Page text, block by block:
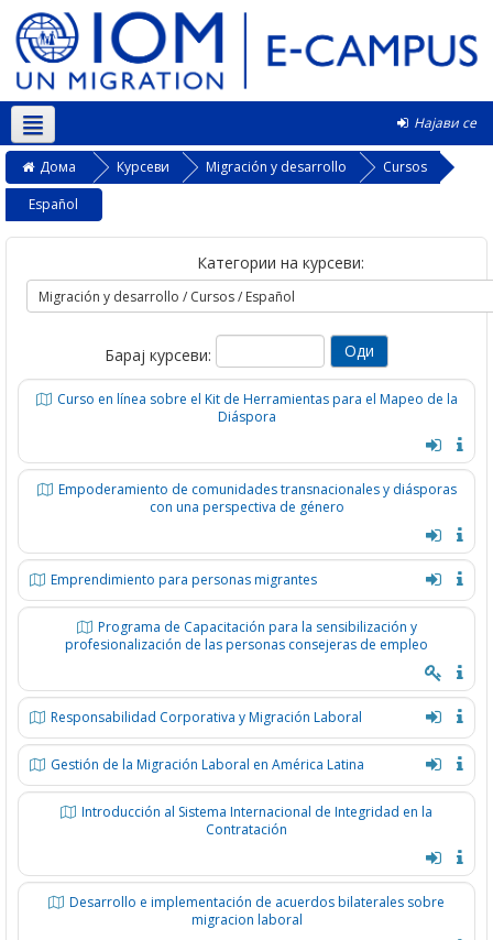
Најави се
Македонски ‎(mk)‎
Дома Курсеви Migración y desarrollo
Cursos
Español
Категории на курсеви:
Барај курсеви:
Curso en línea sobre el Kit de Herramientas para el Mapeo de la
Diáspora
Empoderamiento de comunidades transnacionales y diásporas
con una perspectiva de género
Emprendimiento para personas migrantes
Programa de Capacitación para la sensibilización y
profesionalización de las personas consejeras de empleo
Responsabilidad Corporativa y Migración Laboral
Gestión de la Migración Laboral en América Latina
Introducción al Sistema Internacional de Integridad en la
Contratación
Desarrollo e implementación de acuerdos bilaterales sobre
migracion laboral